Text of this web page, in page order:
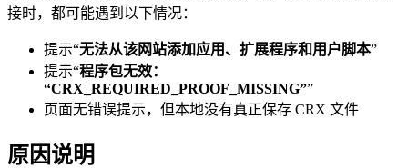
接时，都可能遇到以下情况：
提示“无法从该网站添加应用、扩展程序和用户脚本”
提示“程序包无效：
“CRX_REQUIRED_PROOF_MISSING””
页面无错误提示，但本地没有真正保存 CRX 文件
原因说明